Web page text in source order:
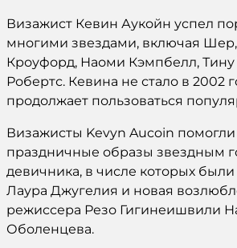
Визажист Кевин Аукойн успел
многими звездами, включая
Кроуфорд, Наоми Кэмпбелл,
Робертс. Кевина не стало в 2002
продолжает пользоваться
Визажисты Kevyn Aucoin помогли
праздничные образы звездным
девичника, в числе которых
Лаура Джугелия и новая
режиссера Резо Гигинеишвили
Оболенцева.